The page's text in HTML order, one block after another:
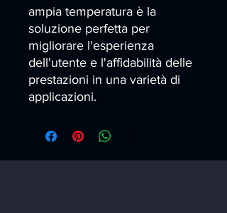
ampia temperatura è la
soluzione perfetta per
migliorare l'esperienza
dell'utente e l'affidabilità delle
prestazioni in una varietà di
applicazioni.